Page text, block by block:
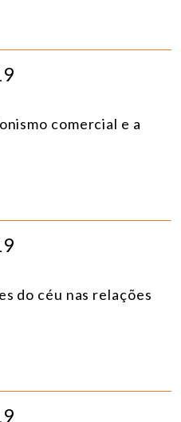
comercial e a
do céu nas relações